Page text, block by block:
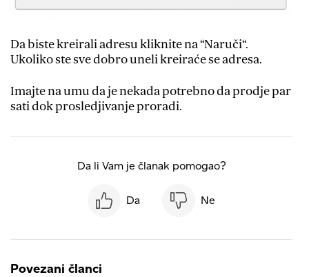
Da biste kreirali adresu kliknite na “Naruči“.
Ukoliko ste sve dobro uneli kreiraće se adresa.
Imajte na umu da je nekada potrebno da prodje par
sati dok prosledjivanje proradi.
Da li Vam je članak pomogao?
Da Ne
Povezani članci